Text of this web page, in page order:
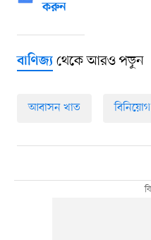
করুন
বাণিজ্যথেকে আরও পড়ুন
আবাসন খাত বিনিয়োগ